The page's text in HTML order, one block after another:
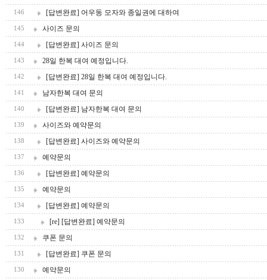
146 [답변완료] 어우동 모자와 종일권에 대하여
145 사이즈 문의
144 [답변완료] 사이즈 문의
143 28일 한복 대여 예정입니다.
142 [답변완료] 28일 한복 대여 예정입니다.
141 남자한복 대여 문의
140 [답변완료] 남자한복 대여 문의
139 사이즈와 예약문의
138 [답변완료] 사이즈와 예약문의
137 예약문의
136 [답변완료] 예약문의
135 예약문의
134 [답변완료] 예약문의
133 [re] [답변완료] 예약문의
132 쿠폰 문의
131 [답변완료] 쿠폰 문의
130 예약문의